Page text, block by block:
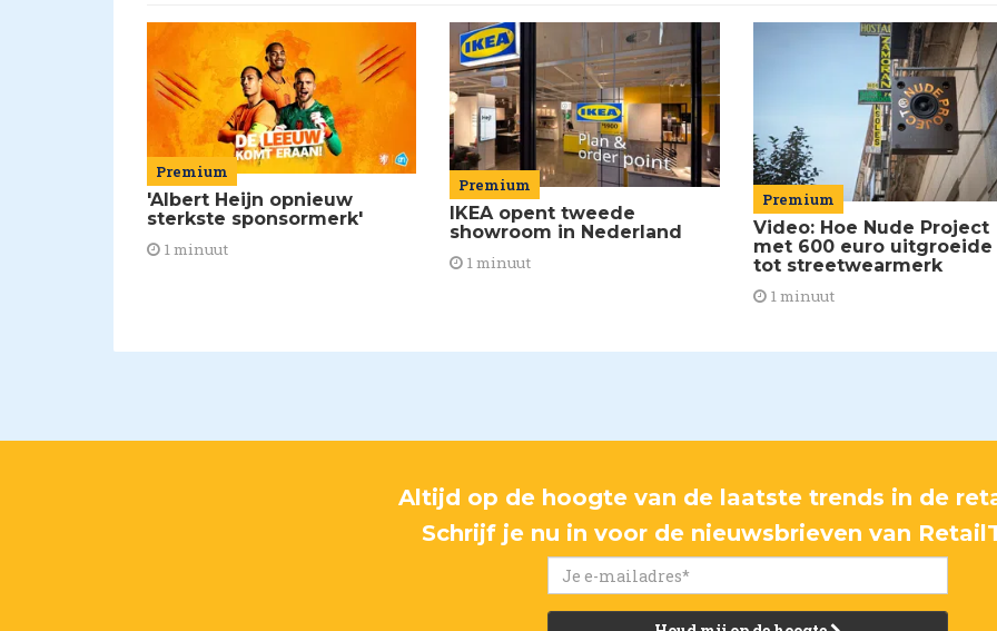
Premium
'Albert Heijn opnieuw
sterkste sponsormerk'
1 minuut
Premium
IKEA opent tweede
showroom in Nederland
1 minuut
Premium
Video: Hoe Nude Project
met 600 euro uitgroeide
tot streetwearmerk
1 minuut
Altijd op de hoogte van de laatste trends in de
Schrijf je nu in voor de nieuwsbrieven van